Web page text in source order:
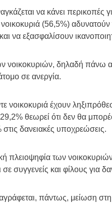
να κάνει περικοπές
(56,5%)
και να εξασφαλίσουν
νοικοκυριών, δηλαδή πάνω
σε ανεργία.
νοικοκυριά έχουν
θεωρεί ότι δεν θα
στις δανειακές υποχρεώσεις.
πλειοψηφία των
συγγενείς και φίλους για
πάντως, μείωση